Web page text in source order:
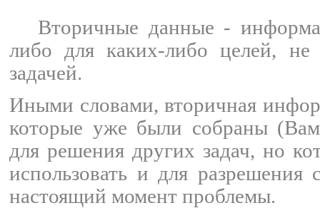
Вторичные данные -
либо для каких-либо целей, не
задачей.
Иными словами, вторичная
которые уже были собраны
для решения других задач, но
использовать и для
настоящий момент проблемы.